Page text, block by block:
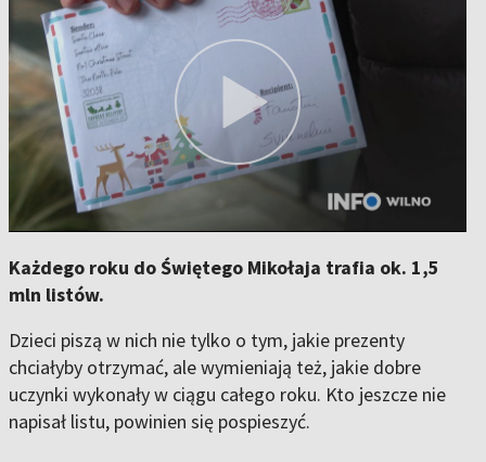
Każdego roku do Świętego Mikołaja trafia ok. 1,5
mln listów.
Dzieci piszą w nich nie tylko o tym, jakie prezenty
chciałyby otrzymać, ale wymieniają też, jakie dobre
uczynki wykonały w ciągu całego roku. Kto jeszcze nie
napisał listu, powinien się pospieszyć.